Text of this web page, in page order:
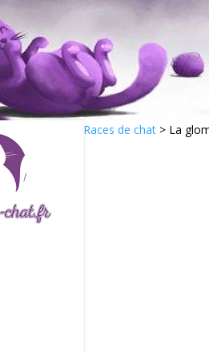
Races de chat > La